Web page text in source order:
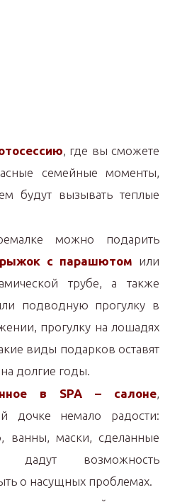
, где вы сможете
семейные моменты,
будут вызывать теплые
можно подарить
с парашютом или
трубе, а также
подводную прогулку в
прогулку на лошадях
виды подарков оставят
долгие годы.
в SPA – салоне,
дочке немало радости:
ванны, маски, сделанные
дадут возможность
о насущных проблемах.